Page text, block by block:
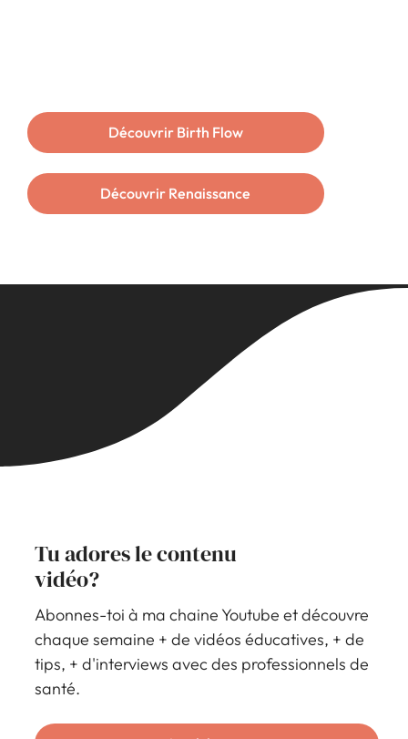
Découvrir Birth Flow
Découvrir Renaissance
Tu adores le contenu
vidéo?
Abonnes-toi à ma chaine Youtube et découvre
chaque semaine + de vidéos éducatives, + de
tips, + d'interviews avec des professionnels de
santé.